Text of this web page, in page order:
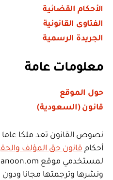
الأحكام القضائية
الفتاوى القانونية
الجريدة الرسمية
معلومات عامة
حول الموقع
قانون (السعودية)
نصوص القانون تعد ملكا
أحكام قانون حق المؤلف